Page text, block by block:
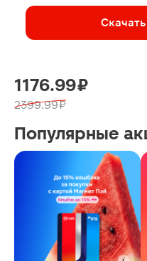
1176.99 ₽
2399.99 ₽
Популярные